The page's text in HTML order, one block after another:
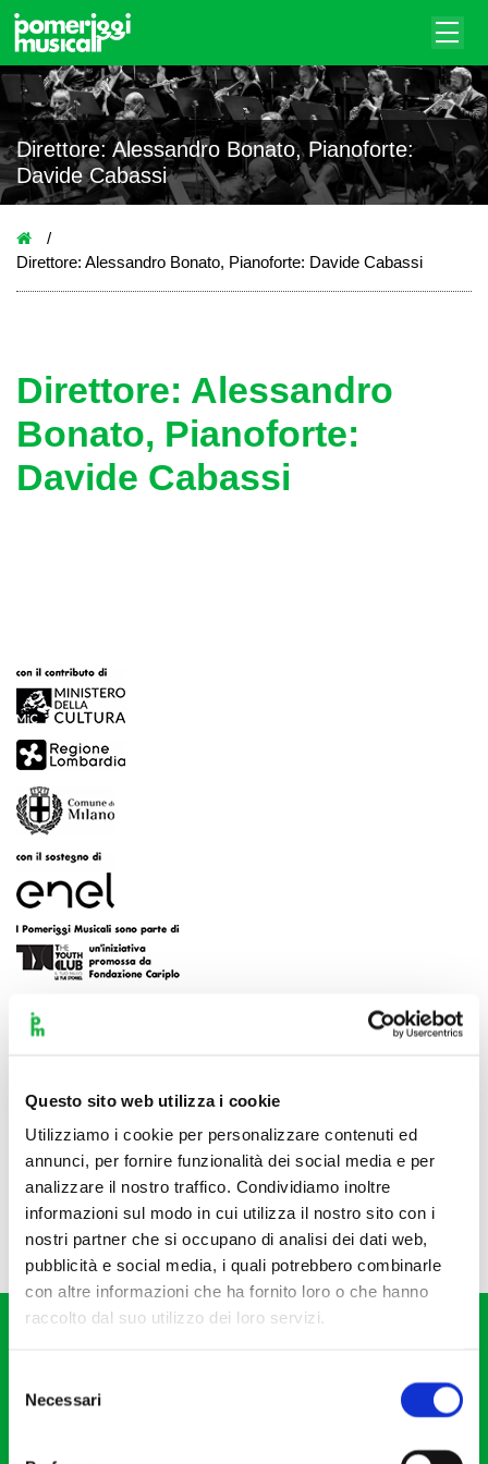
Questo sito web utilizza i cookie
Utilizziamo i cookie per personalizzare contenuti ed
annunci, per fornire funzionalità dei social media e per
analizzare il nostro traffico. Condividiamo inoltre
informazioni sul modo in cui utilizza il nostro sito con i
nostri partner che si occupano di analisi dei dati web,
pubblicità e social media, i quali potrebbero combinarle
con altre informazioni che ha fornito loro o che hanno
raccolto dal suo utilizzo dei loro servizi.
delNecessari
Direttore: Alessandro Bonato, Pianoforte:
Davide Cabassi
Direttore: Alessandro Bonato, Pianoforte: Davide Cabassi
Direttore: Alessandro
Bonato, Pianoforte:
Davide Cabassi